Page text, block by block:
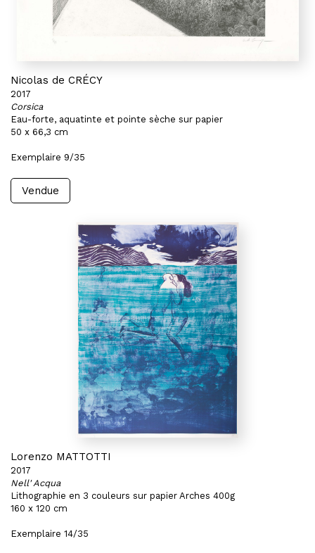
Nicolas de CRÉCY
2017
Corsica
Eau-forte, aquatinte et pointe sèche sur papier
50 x 66,3 cm
Exemplaire 9/35
Vendue
Lorenzo MATTOTTI
2017
Nell' Acqua
Lithographie en 3 couleurs sur papier Arches 400g
160 x 120 cm
Exemplaire 14/35